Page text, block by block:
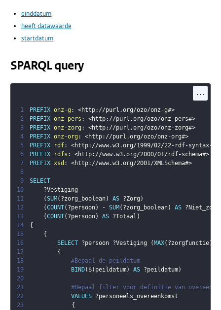
einddatum
heeft datawaarde
startdatum
SPARQL query
...
1 PREFIX onz-g : <http://purl.org/ozo/onz-g#>
2
PREFIX onz-pers : <http://purl.org/ozo/onz-pers#>
3
PREFIX onz-zorg : <http://purl.org/ozo/onz-zorg#>
4
PREFIX onz-org : <http://purl.org/ozo/onz-org#>
5
PREFIX rdf: <http://www.w3.org/1999/02/22-rdf-syntax-
6
PREFIX rdfs : <http://www.w3.org/2000/01/rdf-schema#>
7
PREFIX xsd : <http://www.w3.org/2001/XMLSchema#>
8
9
SELECT
10
?Vestiging
11
(SUM ( ?zorg_boolean) AS ?Zorg )
12
(COUNT( ?persoon) - SUM ( ?zorg_boolean) AS ?Niet_zorg
13
(COUNT( ?persoon) AS ?Totaal )
14
{
15
{
16
SELECT ?persoon ?Vestiging ( MAX( ?zorgfunctie)
17
{
18
#Bepaal de peildatum
19
BIND( $( peildatum) AS ?peildatum)
20
21
#Bepaal filter voor definitie van
22
VALUES ?personeels_overeenkomst
23
{